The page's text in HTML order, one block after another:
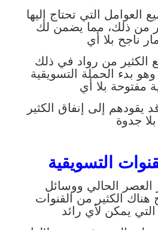
العوامل التي تحتاج إليها
من ذلك، مما يضمن لك
ناجح بلا أي
الكثير من رواد في ذلك
وهو بدء الحملة التسويقية
مفتوحة بلا أي
يقودهم إلى إنفاق الكثير
بلا جدوة
الحالي ووسائل
هناك الكثير من القنوات
التي يمكن لأي رائد